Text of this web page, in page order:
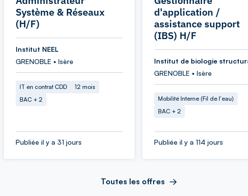
Système & Réseaux
(H/F)
Institut NEEL
GRENOBLE • Isère
IT en contrat CDD
12 mois
BAC + 2
Publiée il y a 31 jours
d'application /
assistance support
(IBS) H/F
Institut de biologie
GRENOBLE • Isère
Mobilité Interne (Fil de l'eau)
BAC + 2
Publiée il y a 114 jours
Toutes les offres